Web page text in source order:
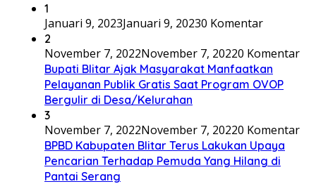
1
Januari 9, 2023Januari 9, 20230 Komentar
2
November 7, 2022November 7, 20220 Komentar
Bupati Blitar Ajak Masyarakat Manfaatkan
Pelayanan Publik Gratis Saat Program OVOP
Bergulir di Desa/Kelurahan
3
November 7, 2022November 7, 20220 Komentar
BPBD Kabupaten Blitar Terus Lakukan Upaya
Pencarian Terhadap Pemuda Yang Hilang di
Pantai Serang